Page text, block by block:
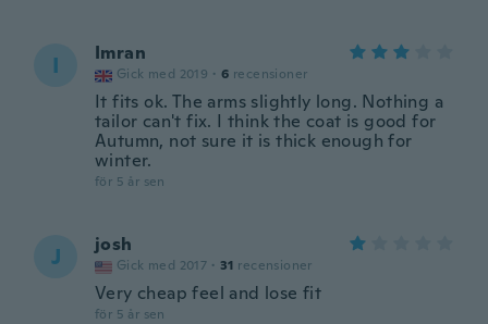
I Imran
Gick med 2019 · 6 recensioner
It fits ok. The arms slightly long. Nothing a
tailor can't fix. I think the coat is good for
Autumn, not sure it is thick enough for
winter.
för 5 år sen
J josh
Gick med 2017 · 31 recensioner
Very cheap feel and lose fit
för 5 år sen